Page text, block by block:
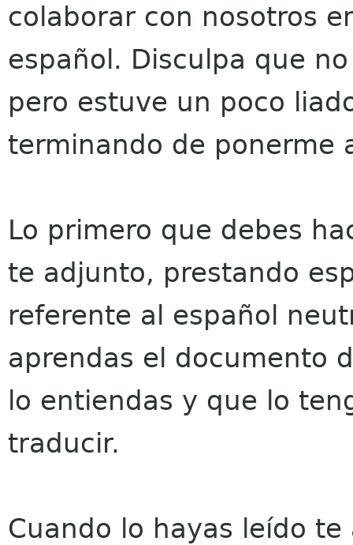
colaborar con nosotros
español. Disculpa que
pero estuve un poco
terminando de ponerme
Lo primero que debes
te adjunto, prestando
referente al español
aprendas el documento
lo entiendas y que lo
traducir.
Cuando lo hayas leído